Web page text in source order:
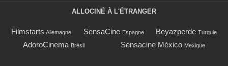
ALLOCINÉ À L'ÉTRANGER
Filmstarts Allemagne SensaCine Espagne Beyazperde Turquie
AdoroCinema Brésil Sensacine México Mexique